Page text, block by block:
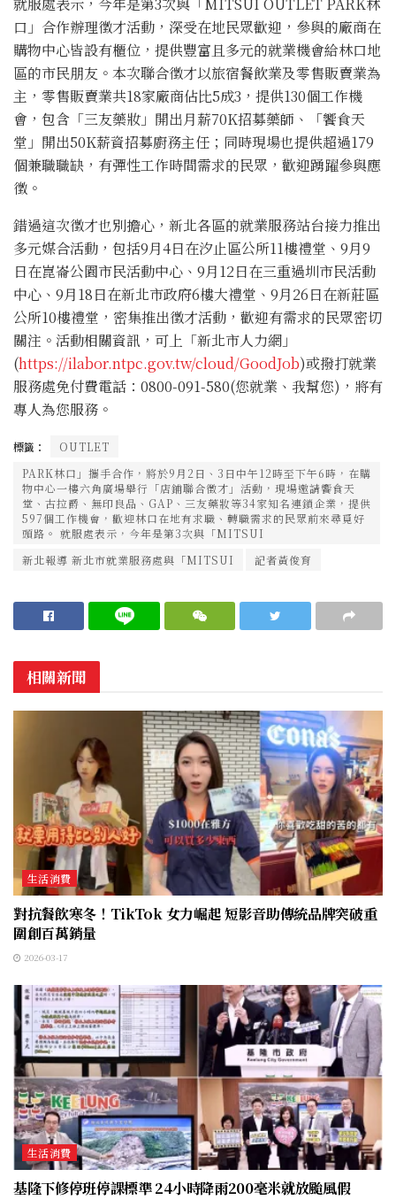
就服處表示，今年是第3次與「MITSUI OUTLET PARK林
口」合作辦理徵才活動，深受在地民眾歡迎，參與的廠商在
購物中心皆設有櫃位，提供豐富且多元的就業機會給林口地
區的市民朋友。本次聯合徵才以旅宿餐飲業及零售販賣業為
主，零售販賣業共18家廠商佔比5成3，提供130個工作機
會，包含「三友藥妝」開出月薪70K招募藥師、「饗食天
堂」開出50K薪資招募廚務主任；同時現場也提供超過179
個兼職職缺，有彈性工作時間需求的民眾，歡迎踴躍參與應
徵。
錯過這次徵才也別擔心，新北各區的就業服務站台接力推出
多元媒合活動，包括9月4日在汐止區公所11樓禮堂、9月9
日在崑崙公園市民活動中心、9月12日在三重過圳市民活動
中心、9月18日在新北市政府6樓大禮堂、9月26日在新莊區
公所10樓禮堂，密集推出徵才活動，歡迎有需求的民眾密切
關注。活動相關資訊，可上「新北市人力網」
(https://ilabor.ntpc.gov.tw/cloud/GoodJob)或撥打就業
服務處免付費電話：0800-091-580(您就業、我幫您)，將有
專人為您服務。
標籤：
OUTLET
PARK林口」攜手合作，將於9月2日、3日中午12時至下午6時，在購
物中心一樓六角廣場舉行「店鋪聯合徵才」活動，現場邀請饗食天
堂、古拉爵、無印良品、GAP、三友藥妝等34家知名連鎖企業，提供
597個工作機會，歡迎林口在地有求職、轉職需求的民眾前來尋覓好
頭路。 就服處表示，今年是第3次與「MITSUI
新北報導 新北市就業服務處與「MITSUI
記者黃俊育
相關新聞
生活消費
對抗餐飲寒冬！TikTok 女力崛起 短影音助傳統品牌突破重
圍創百萬銷量
2026-03-17
生活消費
基隆下修停班停課標準 24小時降雨200毫米就放颱風假